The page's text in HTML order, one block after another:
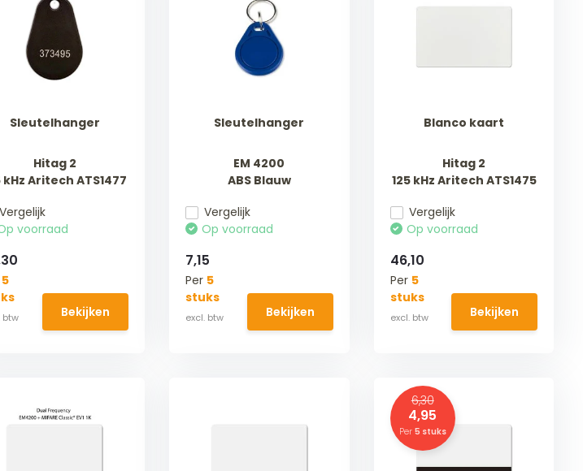
Sleutelhanger
Hitag 2
kHz Aritech ATS1477
Vergelijk
voorraad
5
Bekijken
Sleutelhanger
EM 4200
ABS Blauw
Vergelijk
Op voorraad
7,15
Per 5
stuks
Bekijken
Blanco kaart
Hitag 2
125 kHz Aritech ATS1475
Vergelijk
Op voorraad
46,10
Per 5
stuks
Bekijken
6,30
4,95
Per 5 stuks